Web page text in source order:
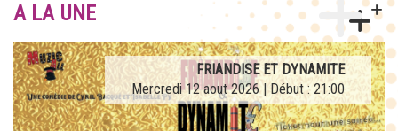
A LA UNE
FRIANDISE ET DYNAMITE
Mercredi 12 aout 2026 | Début : 21:00
AFTERWORK TRIBUTE LA FRENCH TEUF
Jeudi 27 aout 2026 | Début : 21:00